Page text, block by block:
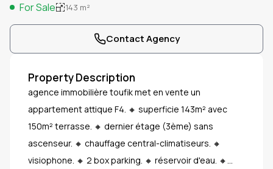
For Sale 143 m²
Contact Agency
Property Description
agence immobilière toufik met en vente un
appartement attique F4. 🔸 superficie 143m² avec
150m² terrasse. 🔸 dernier étage (3ème) sans
ascenseur. 🔸 chauffage central-climatiseurs. 🔸
visiophone. 🔸 2 box parking. 🔸 réservoir d'eau. 🔸